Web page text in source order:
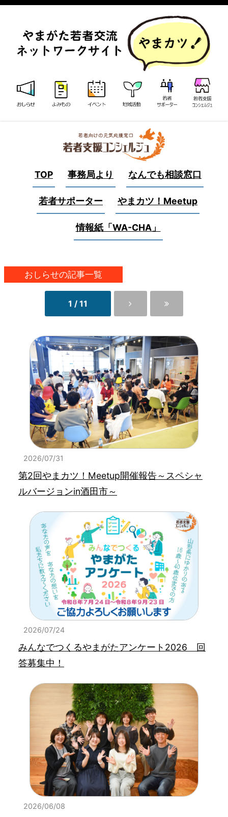
TOP 事務局より なんでも相談窓口
若者サポーター やまカツ！Meetup
情報紙「WA-CHA」
おしらせの記事一覧
1 / 11
2026/07/31
第2回やまカツ！Meetup開催報告～スペシャ
ルバージョンin酒田市～
2026/07/24
みんなでつくるやまがたアンケート2026 回
答募集中！
2026/06/08